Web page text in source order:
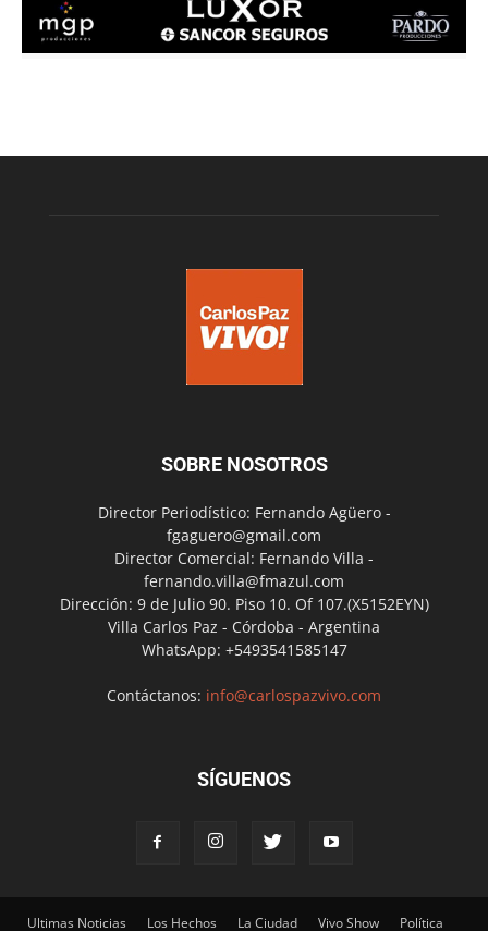
SOBRE NOSOTROS
Director Periodístico: Fernando Agüero -
fgaguero@gmail.com
Director Comercial: Fernando Villa -
fernando.villa@fmazul.com
Dirección: 9 de Julio 90. Piso 10. Of 107.(X5152EYN)
Villa Carlos Paz - Córdoba - Argentina
WhatsApp: +5493541585147
Contáctanos: info@carlospazvivo.com
SÍGUENOS
Ultimas Noticias Los Hechos La Ciudad Vivo Show Política